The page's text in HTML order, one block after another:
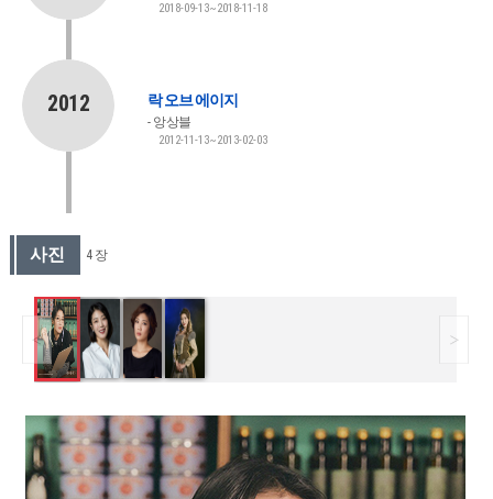
2018-09-13~2018-11-18
2012 락 오브 에이지
앙상블
2012-11-13~2013-02-03
사진 4 장